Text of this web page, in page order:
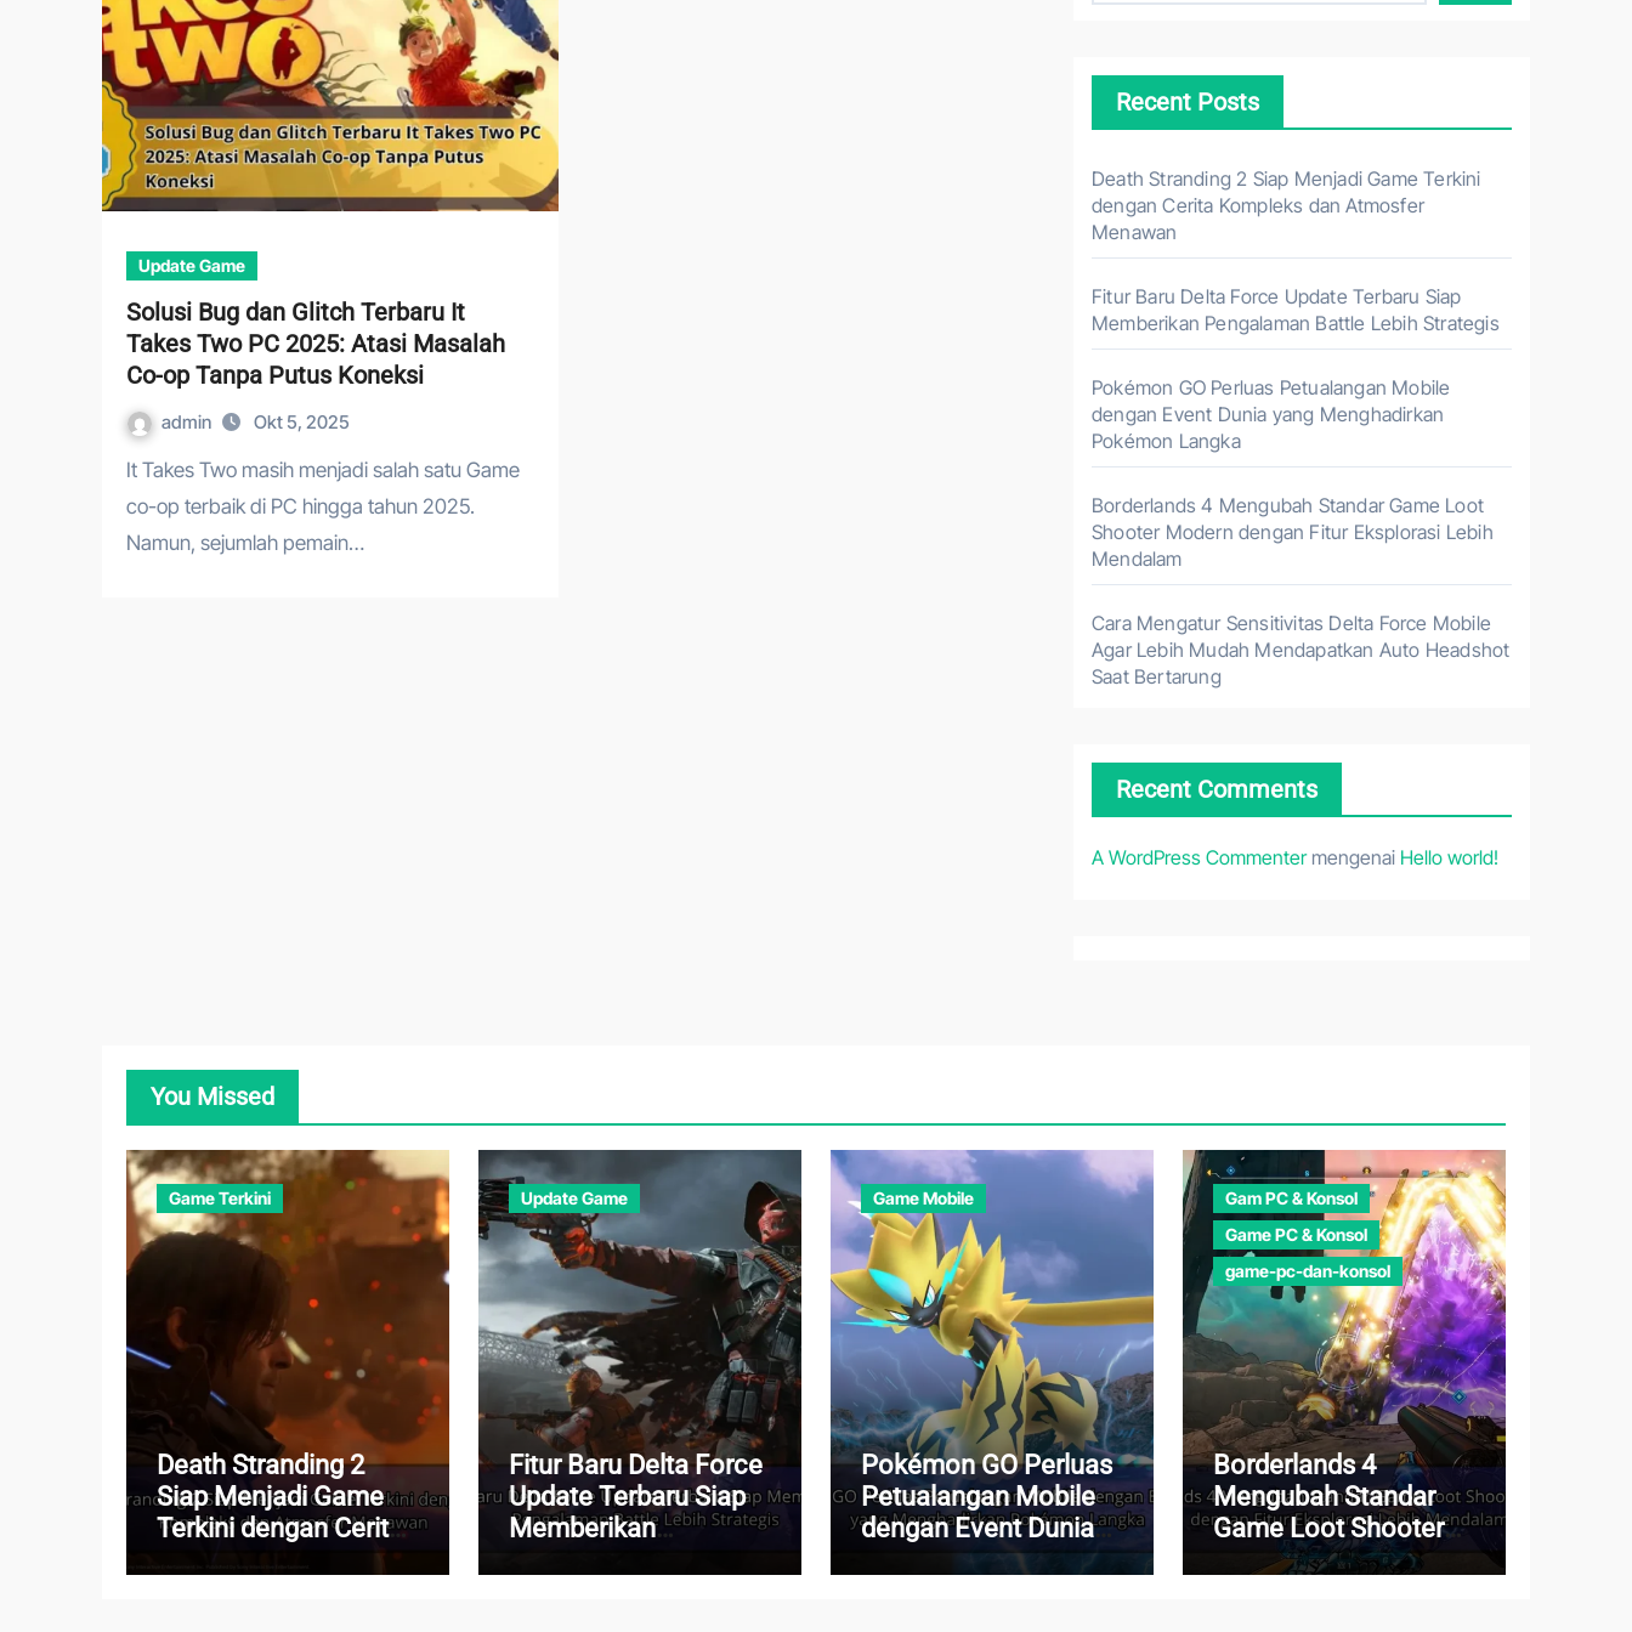
Update Game
Solusi Bug dan Glitch Terbaru It
Takes Two PC 2025: Atasi Masalah
Co-op Tanpa Putus Koneksi
admin Okt 5, 2025
It Takes Two masih menjadi salah satu Game
co-op terbaik di PC hingga tahun 2025.
Namun, sejumlah pemain…
Recent Posts
Death Stranding 2 Siap Menjadi Game Terkini
dengan Cerita Kompleks dan Atmosfer
Menawan
Fitur Baru Delta Force Update Terbaru Siap
Memberikan Pengalaman Battle Lebih Strategis
Pokémon GO Perluas Petualangan Mobile
dengan Event Dunia yang Menghadirkan
Pokémon Langka
Borderlands 4 Mengubah Standar Game Loot
Shooter Modern dengan Fitur Eksplorasi Lebih
Mendalam
Cara Mengatur Sensitivitas Delta Force Mobile
Agar Lebih Mudah Mendapatkan Auto Headshot
Saat Bertarung
Recent Comments
A WordPress Commentermengenai Hello world!
You Missed
Game Terkini
Death Stranding 2
Siap Menjadi Game
Terkini dengan Cerita
Update Game
Fitur Baru Delta Force
Update Terbaru Siap
Memberikan
Game Mobile
Pokémon GO Perluas
Petualangan Mobile
dengan Event Dunia
yang Menghadirkan
Gam PC & Konsol
Game PC & Konsol
game-pc-dan-konsol
Borderlands 4
Mengubah Standar
Game Loot Shooter
Modern dengan Fitur